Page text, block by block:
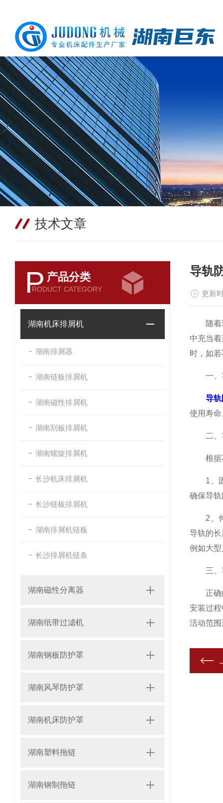
技术文章
P 产品分类
RODUCT CATEGORY
湖南机床排屑机
湖南排屑器
湖南链板排屑机
湖南磁性排屑机
湖南刮板排屑机
湖南螺旋排屑机
长沙机床排屑机
长沙链板排屑机
湖南排屑机链板
长沙排屑机链条
湖南磁性分离器
湖南纸带过滤机
湖南钢板防护罩
湖南风琴防护罩
湖南机床防护罩
湖南塑料拖链
湖南钢制拖链
导轨
更新
随着现
中充当
时，如
一、
导
使用寿
二、
根据不
1、固
确保导
2、伸
导轨的
例如大
三、导
正确的
安装过
活动范